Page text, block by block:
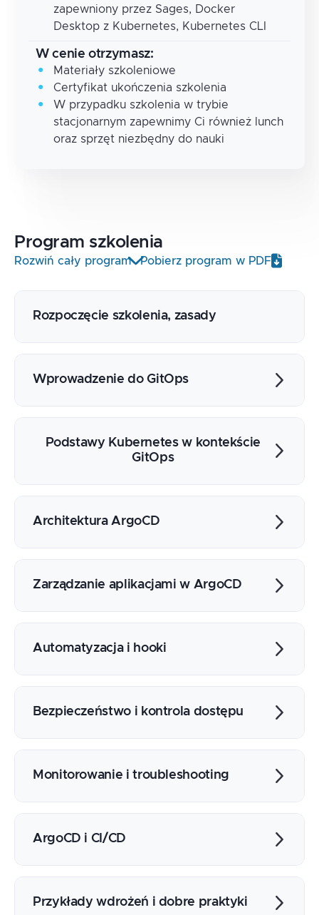
zapewniony przez Sages, Docker
Desktop z Kubernetes, Kubernetes CLI
W cenie otrzymasz:
Materiały szkoleniowe
Certyfikat ukończenia szkolenia
W przypadku szkolenia w trybie
stacjonarnym zapewnimy Ci również lunch
oraz sprzęt niezbędny do nauki
Program szkolenia
Rozwiń cały program Pobierz program w PDF
Rozpoczęcie szkolenia, zasady
Wprowadzenie do GitOps
Zalety i ograniczenia podejścia
Różnice między tradycyjnym CI/CD a
Podstawy Kubernetes w kontekście
GitOps
Deklaratywne zarządzanie konfiguracją
Architektura ArgoCD
Instalacja i konfiguracja w AKS i EKS
Zarządzanie aplikacjami w ArgoCD
Mechanizm synchronizacji i reconciliacji
Automatyzacja i hooki
synchronizacji
Bezpieczeństwo i kontrola dostępu
Integracja z IAM (AWS) i Entra ID (Azure)
Monitorowanie i troubleshooting
Alerting i obsługa zdarzeń
ArgoCD i CI/CD
AWS CodePipeline
Przykłady wdrożeń i dobre praktyki